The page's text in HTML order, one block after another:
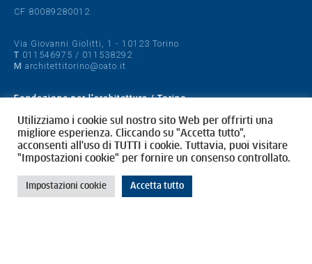
CF 80089280012
Via Giovanni Giolitti, 1 - 10123 Torino
T 011546975 / 011538292
M architettitorino@oato.it
Fondazione per l'architettura / Torino
Designed by quattrolinee.it
Cookie Policy
Privacy Policy
Utilizziamo i cookie sul nostro sito Web per offrirti una
migliore esperienza. Cliccando su "Accetta tutto",
acconsenti all'uso di TUTTI i cookie. Tuttavia, puoi visitare
"Impostazioni cookie" per fornire un consenso controllato.
Impostazioni cookie Accetta tutto